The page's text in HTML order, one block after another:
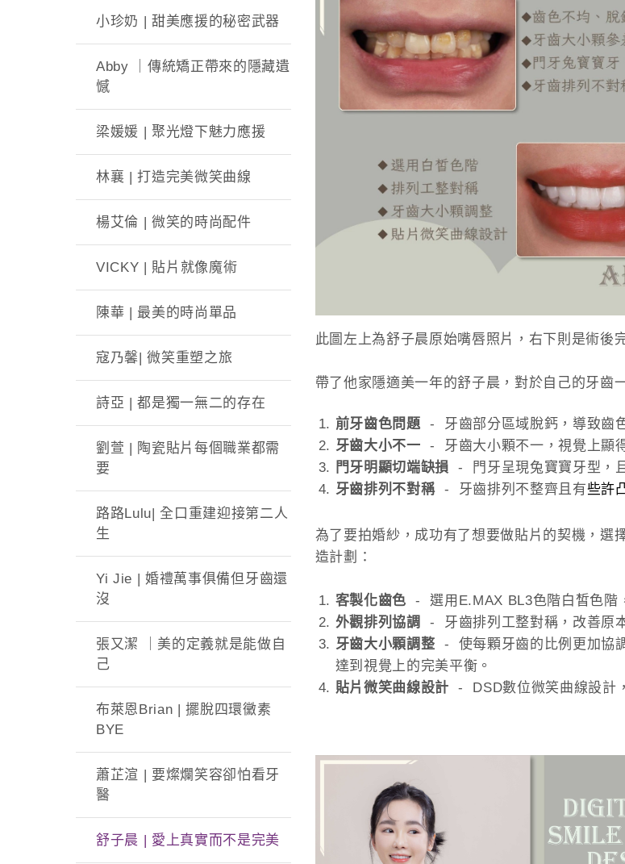
小珍奶 | 甜美應援的秘密武器
Abby ｜傳統矯正帶來的隱藏遺
憾
梁媛媛 | 聚光燈下魅力應援
林襄 | 打造完美微笑曲線
楊艾倫 | 微笑的時尚配件
VICKY | 貼片就像魔術
陳華 | 最美的時尚單品
寇乃馨| 微笑重塑之旅
詩亞 | 都是獨一無二的存在
劉萱 | 陶瓷貼片每個職業都需
要
路路Lulu| 全口重建迎接第二人
生
Yi Jie | 婚禮萬事俱備但牙齒還
沒
張又潔 ｜美的定義就是能做自
己
布萊恩Brian | 擺脫四環黴素
BYE
蕭芷渲 | 要燦爛笑容卻怕看牙
醫
舒子晨 | 愛上真實而不是完美
此圖左上為舒子晨原始嘴唇照片，右下則是術後
帶了他家隱適美一年的舒子晨，對於自己的牙齒
前牙齒色問題 - 牙齒部分區域脫鈣，導致齒
牙齒大小不一 - 牙齒大小顆不一，視覺上顯
門牙明顯切端缺損- 門牙呈現兔寶寶牙型，
牙齒排列不對稱 - 牙齒排列不整齊且有些許
為了要拍婚紗，成功有了想要做貼片的契機 ，選
造計劃：
客製化齒色- 選用E.MAX BL3色階白皙色階
外觀排列協調 - 牙齒排列工整對稱，改善原
牙齒大小顆調整 - 使每顆牙齒的比例更加協
達到視覺上的完美平衡。
貼片微笑曲線設計 - DSD數位微笑曲線設計